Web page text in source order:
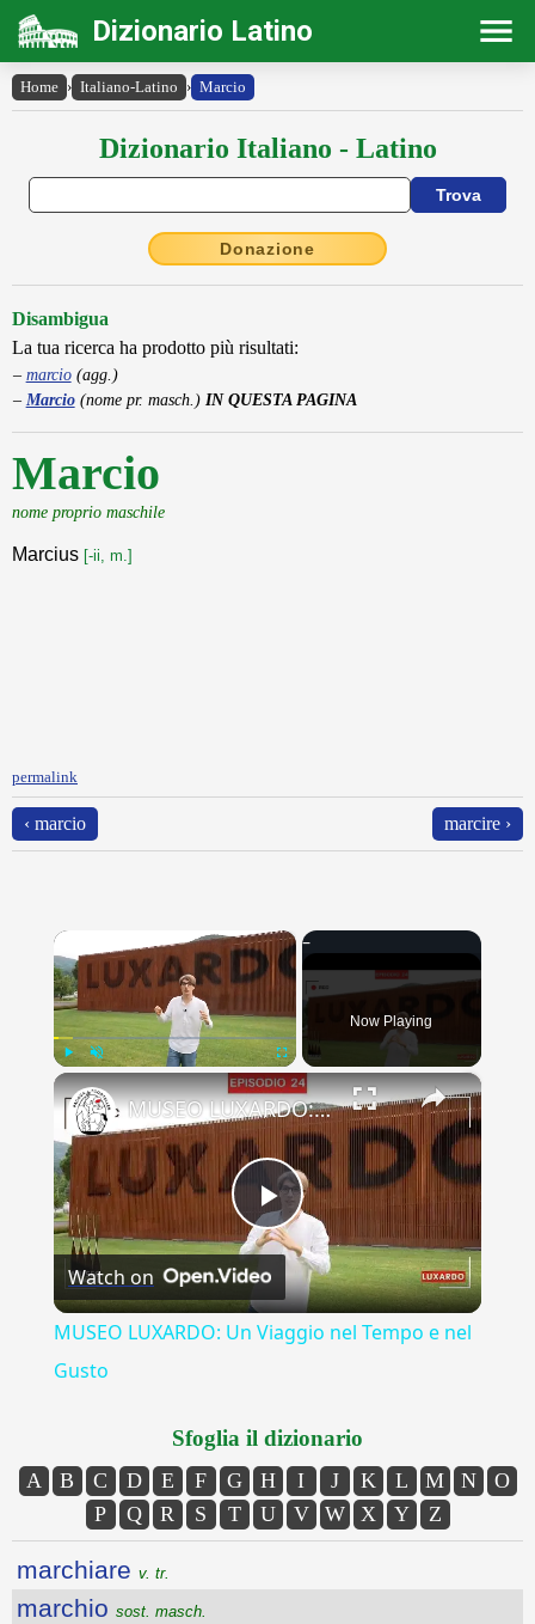
Dizionario Latino
Home › Italiano-Latino › Marcio
Dizionario Italiano - Latino
Donazione
Disambigua
La tua ricerca ha prodotto più risultati:
marcio(agg.)
Marcio(nome pr. masch.) IN QUESTA PAGINA
Marcio
nome proprio maschile
Marcius [-ii, m.]
permalink
‹ marcio marcire ›
×
Fullscreen
Now Playing
×
Play
Video
MUSEO LUXARDO: Un Viaggio nel Tempo e nel Gusto
Watch on
MUSEO LUXARDO: Un Viaggio nel Tempo e nel
Gusto
Sfoglia il dizionario
A B C D E F G H I J K L M N
O
P
Q R S T U V W X Y Z
marchiare v. tr.
marchio sost. masch.